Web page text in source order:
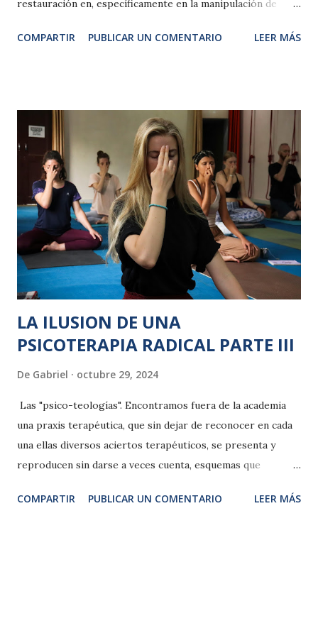
restauración en, específicamente en la manipulación de
ya sea para la preservación de alimentos em neveras
importante saber que todos los alimentos perecederos ,
especialmente los alimentos de alto riesgo (productos
lácteos, carnes cocinadas, pescados y carnes de ave) deben
almacenarse en refrigeración para evitar ser contaminados
por bacterias perjudiciales. La refrigeración a
temperaturas por debajo de 4°C inhibe el crecimiento de la
mayoría de las bacterias patógenas pero no las mata, por lo
tanto los cuartos refrigerados mantendrán temperaturas
entre 2,5 °C a 6°C. Durante el almacenamiento de los
alimentos en refrigeración e...
COMPARTIR PUBLICAR UN COMENTARIO LEER MÁS
LA ILUSION DE UNA
PSICOTERAPIA RADICAL PARTE III
De Gabriel octubre 29, 2024
Las "psico-teologías". Encontramos fuera de la academia
una praxis terapéutica, que sin dejar de reconocer en cada
una ellas diversos aciertos terapéuticos, se presenta y
reproducen sin darse a veces cuenta, esquemas que
reafirmarse ellos mismos en sus creencias y lenguajes a
COMPARTIR PUBLICAR UN COMENTARIO LEER MÁS